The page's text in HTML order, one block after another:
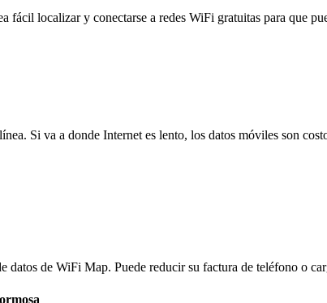
fácil localizar y conectarse a redes WiFi gratuitas para que
Si va a donde Internet es lento, los datos móviles son
datos de WiFi Map. Puede reducir su factura de teléfono o